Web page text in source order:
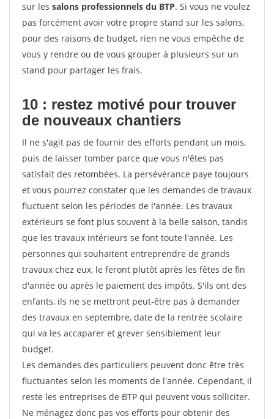
sur les salons professionnels du BTP. Si vous ne voulez
pas forcément avoir votre propre stand sur les salons,
pour des raisons de budget, rien ne vous empêche de
vous y rendre ou de vous grouper à plusieurs sur un
stand pour partager les frais.
10 : restez motivé pour trouver
de nouveaux chantiers
Il ne s'agit pas de fournir des efforts pendant un mois,
puis de laisser tomber parce que vous n'êtes pas
satisfait des retombées. La persévérance paye toujours
et vous pourrez constater que les demandes de travaux
fluctuent selon les périodes de l'année. Les travaux
extérieurs se font plus souvent à la belle saison, tandis
que les travaux intérieurs se font toute l'année. Les
personnes qui souhaitent entreprendre de grands
travaux chez eux, le feront plutôt après les fêtes de fin
d'année ou après le paiement des impôts. S'ils ont des
enfants, ils ne se mettront peut-être pas à demander
des travaux en septembre, date de la rentrée scolaire
qui va les accaparer et grever sensiblement leur
budget.
Les demandes des particuliers peuvent donc être très
fluctuantes selon les moments de l'année. Cependant, il
reste les entreprises de BTP qui peuvent vous solliciter.
Ne ménagez donc pas vos efforts pour obtenir des